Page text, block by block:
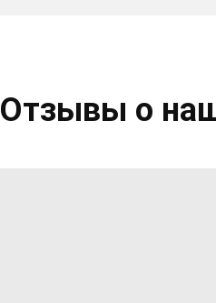
Отзывы о